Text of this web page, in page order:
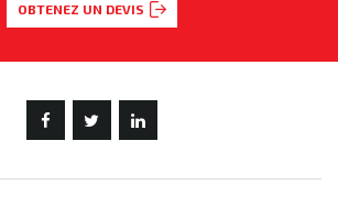
OBTENEZ UN DEVIS